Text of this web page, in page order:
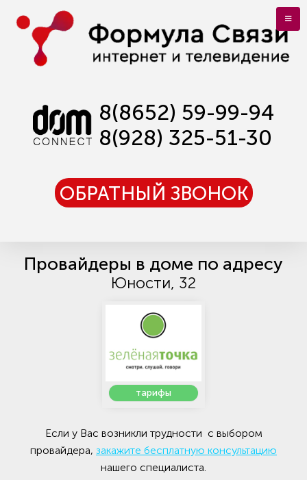
8(8652) 59-99-94
8(928) 325-51-30
ОБРАТНЫЙ ЗВОНОК
Провайдеры в доме по адресу
Юности, 32
тарифы
Если у Вас возникли трудности с выбором
провайдера, закажите бесплатную консультацию
нашего специалиста.